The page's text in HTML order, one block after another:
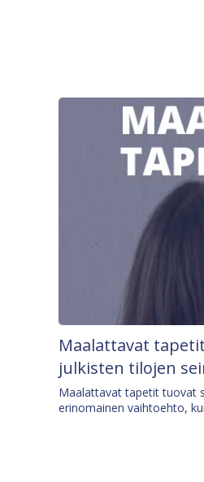
Maalattavat
julkisten tilojen
Maalattavat tapetit tuovat
erinomainen vaihtoehto,